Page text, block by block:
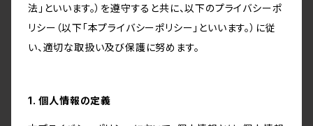
法」といいます。）を遵守すると共に、以下のプライバシーポ
リシー（以下「本プライバシーポリシー」といいます。）に従
い、適切な取扱い及び保護に努めます。
1. 個人情報の定義